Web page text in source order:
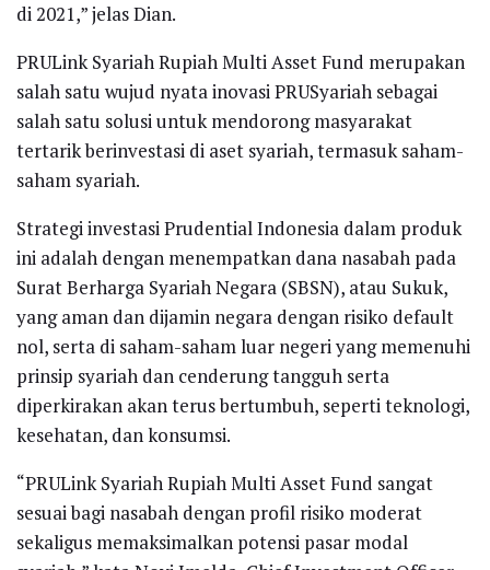
di 2021,” jelas Dian.
PRULink Syariah Rupiah Multi Asset Fund merupakan
salah satu wujud nyata inovasi PRUSyariah sebagai
salah satu solusi untuk mendorong masyarakat
tertarik berinvestasi di aset syariah, termasuk saham-
saham syariah.
Strategi investasi Prudential Indonesia dalam produk
ini adalah dengan menempatkan dana nasabah pada
Surat Berharga Syariah Negara (SBSN), atau Sukuk,
yang aman dan dijamin negara dengan risiko default
nol, serta di saham-saham luar negeri yang memenuhi
prinsip syariah dan cenderung tangguh serta
diperkirakan akan terus bertumbuh, seperti teknologi,
kesehatan, dan konsumsi.
“PRULink Syariah Rupiah Multi Asset Fund sangat
sesuai bagi nasabah dengan profil risiko moderat
sekaligus memaksimalkan potensi pasar modal